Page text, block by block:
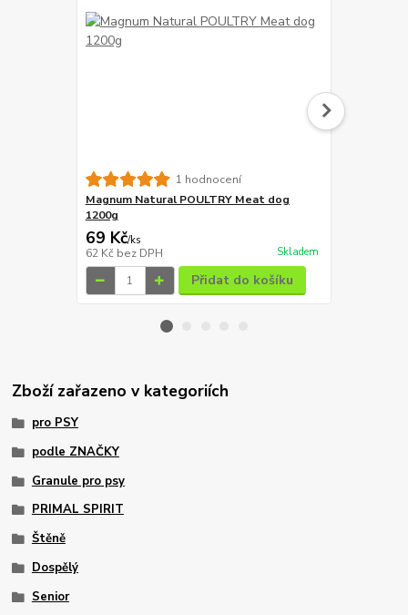
1 hodnocení
Magnum Natural POULTRY Meat dog
1200g
69 Kč/ks
62 Kč bez DPH Skladem
Přidat do košíku
Zboží zařazeno v kategoriích
pro PSY
podle ZNAČKY
Granule pro psy
PRIMAL SPIRIT
Štěně
Dospělý
Senior